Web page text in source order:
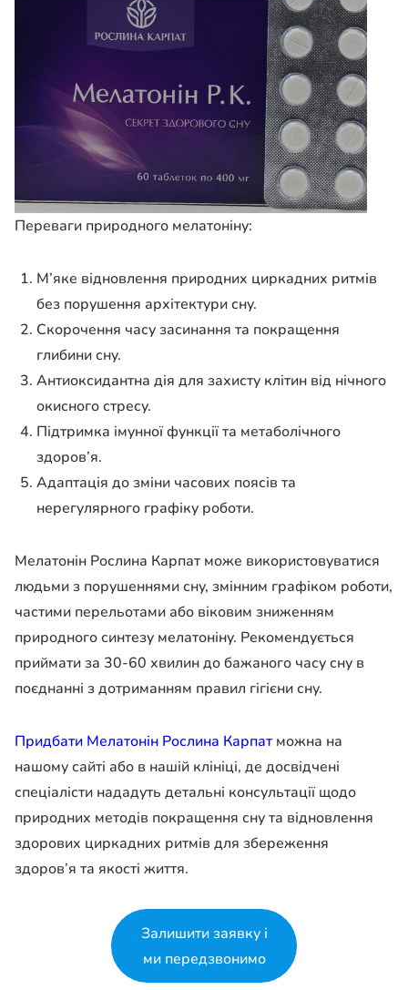
Переваги природного мелатоніну:
М’яке відновлення природних циркадних ритмів
без порушення архітектури сну.
Скорочення часу засинання та покращення
глибини сну.
Антиоксидантна дія для захисту клітин від нічного
окисного стресу.
Підтримка імунної функції та метаболічного
здоров’я.
Адаптація до зміни часових поясів та
нерегулярного графіку роботи.
Мелатонін Рослина Карпат може використовуватися
людьми з порушеннями сну, змінним графіком роботи,
частими перельотами або віковим зниженням
природного синтезу мелатоніну. Рекомендується
приймати за 30-60 хвилин до бажаного часу сну в
поєднанні з дотриманням правил гігієни сну.
Придбати Мелатонін Рослина Карпатможна на
нашому сайті або в нашій клініці, де досвідчені
спеціалісти нададуть детальні консультації щодо
природних методів покращення сну та відновлення
здорових циркадних ритмів для збереження
здоров’я та якості життя.
Залишити заявку і
ми передзвонимо